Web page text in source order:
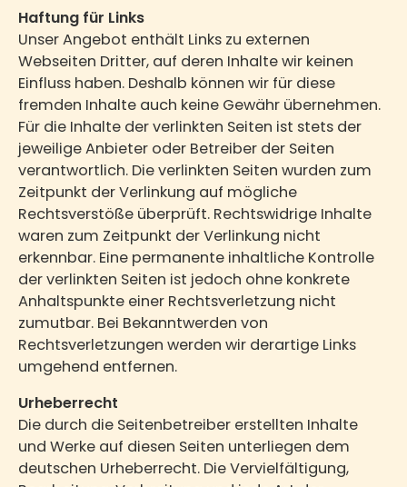
Haftung für Links
Unser Angebot enthält Links zu externen
Webseiten Dritter, auf deren Inhalte wir keinen
Einfluss haben. Deshalb können wir für diese
fremden Inhalte auch keine Gewähr übernehmen.
Für die Inhalte der verlinkten Seiten ist stets der
jeweilige Anbieter oder Betreiber der Seiten
verantwortlich. Die verlinkten Seiten wurden zum
Zeitpunkt der Verlinkung auf mögliche
Rechtsverstöße überprüft. Rechtswidrige Inhalte
waren zum Zeitpunkt der Verlinkung nicht
erkennbar. Eine permanente inhaltliche Kontrolle
der verlinkten Seiten ist jedoch ohne konkrete
Anhaltspunkte einer Rechtsverletzung nicht
zumutbar. Bei Bekanntwerden von
Rechtsverletzungen werden wir derartige Links
umgehend entfernen.
Urheberrecht
Die durch die Seitenbetreiber erstellten Inhalte
und Werke auf diesen Seiten unterliegen dem
deutschen Urheberrecht. Die Vervielfältigung,